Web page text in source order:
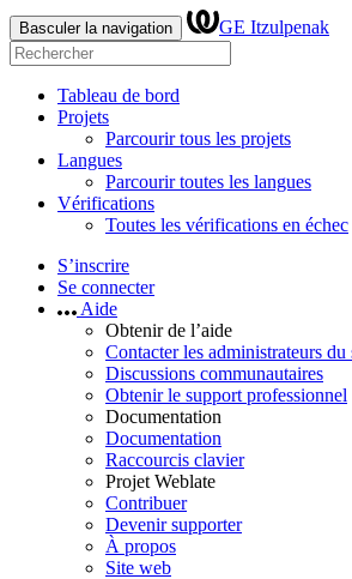
Basculer la navigation GE Itzulpenak
Tableau de bord
Projets
Parcourir tous les projets
Langues
Parcourir toutes les langues
Vérifications
Toutes les vérifications en échec
S’inscrire
Se connecter
Aide
Obtenir de l’aide
Contacter les administrateurs du
Discussions communautaires
Obtenir le support professionnel
Documentation
Documentation
Raccourcis clavier
Projet Weblate
Contribuer
Devenir supporter
À propos
Site web